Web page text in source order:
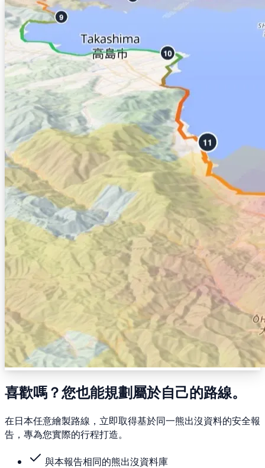
喜歡嗎？您也能規劃屬於自己的路線。
在日本任意繪製路線，立即取得基於同一熊出沒資料的安全報
告，專為您實際的行程打造。
與本報告相同的熊出沒資料庫